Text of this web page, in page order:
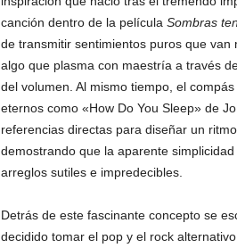
canción dentro de la película Sombras
de transmitir sentimientos puros que van
algo que plasma con maestría a través
del volumen. Al mismo tiempo, el
eternos como «How Do You Sleep» de
referencias directas para diseñar un
demostrando que la aparente
arreglos sutiles e impredecibles.
Detrás de este fascinante concepto se
decidido tomar el pop y el rock